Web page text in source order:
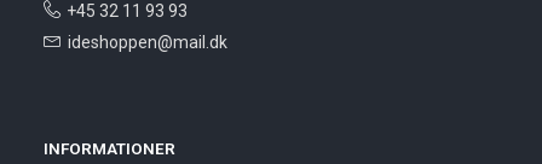
+45 32 11 93 93
ideshoppen@mail.dk
INFORMATIONER